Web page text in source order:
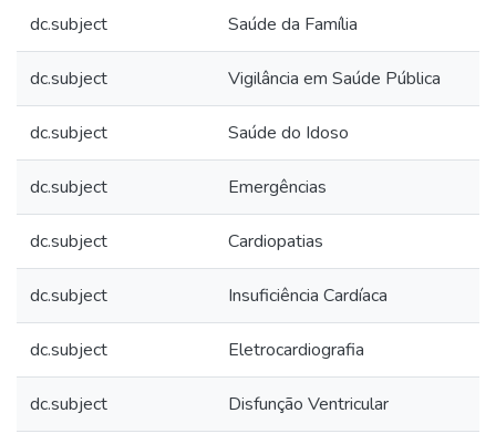
dc.subject Saúde da Família
dc.subject Vigilância em Saúde Pública
dc.subject Saúde do Idoso
dc.subject Emergências
dc.subject Cardiopatias
dc.subject Insuficiência Cardíaca
dc.subject Eletrocardiografia
dc.subject Disfunção Ventricular